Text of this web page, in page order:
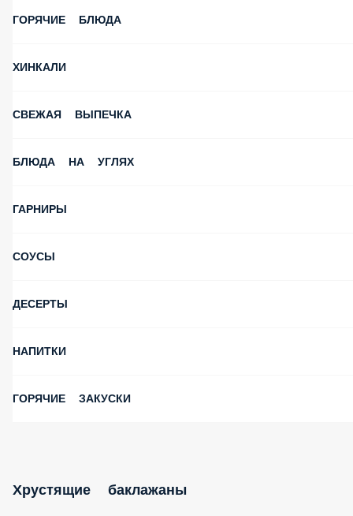
ГОРЯЧИЕ БЛЮДА
ХИНКАЛИ
СВЕЖАЯ ВЫПЕЧКА
БЛЮДА НА УГЛЯХ
ГАРНИРЫ
СОУСЫ
ДЕСЕРТЫ
НАПИТКИ
ГОРЯЧИЕ ЗАКУСКИ
Хрустящие баклажаны